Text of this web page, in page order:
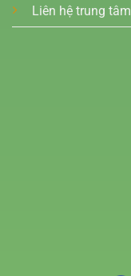
Liên hệ trung tâm